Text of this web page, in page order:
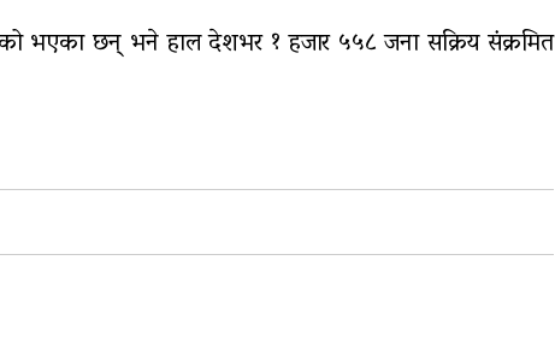
भएका छन् भने हाल देशभर १ हजार ५५८ जना सक्रिय संक्रमित